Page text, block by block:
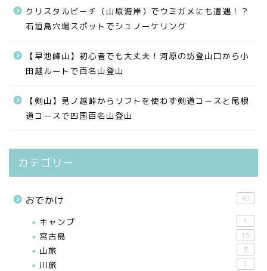
クリスタルビーチ（山原海岸）でウミガメにも遭遇！？
石垣島穴場スポットでシュノーケリング
【早池峰山】初心者でも大丈夫！河原の坊登山口から小
田越ルートで百名山登山
【剣山】見ノ越峠からリフトを使わず剣道コースと尾根
道コースで四国百名山登山
カテゴリー
おでかけ 48
キャンプ 1
宮古島 15
山旅 3
川旅 1